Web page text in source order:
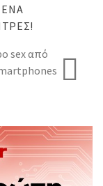
ΈΝΑ
sex από